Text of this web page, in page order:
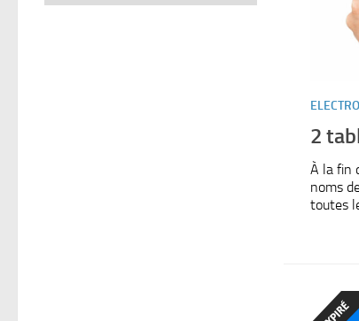
2
À la fin
noms
toutes